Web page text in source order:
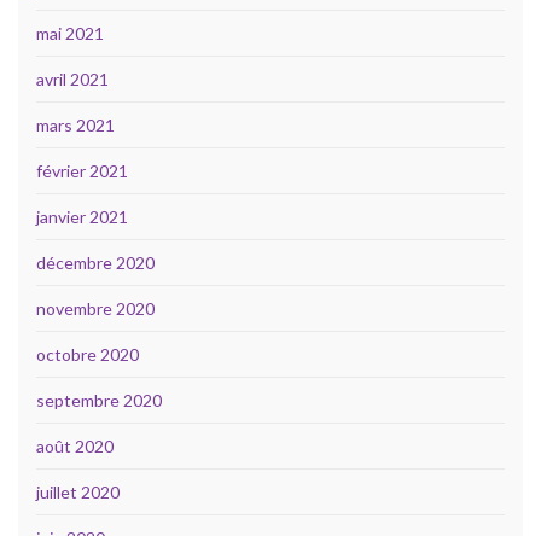
mai 2021
avril 2021
mars 2021
février 2021
janvier 2021
décembre 2020
novembre 2020
octobre 2020
septembre 2020
août 2020
juillet 2020